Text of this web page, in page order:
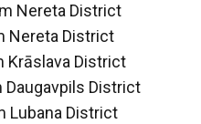
Nereta District
Nereta District
Krāslava District
Daugavpils District
Lubana District